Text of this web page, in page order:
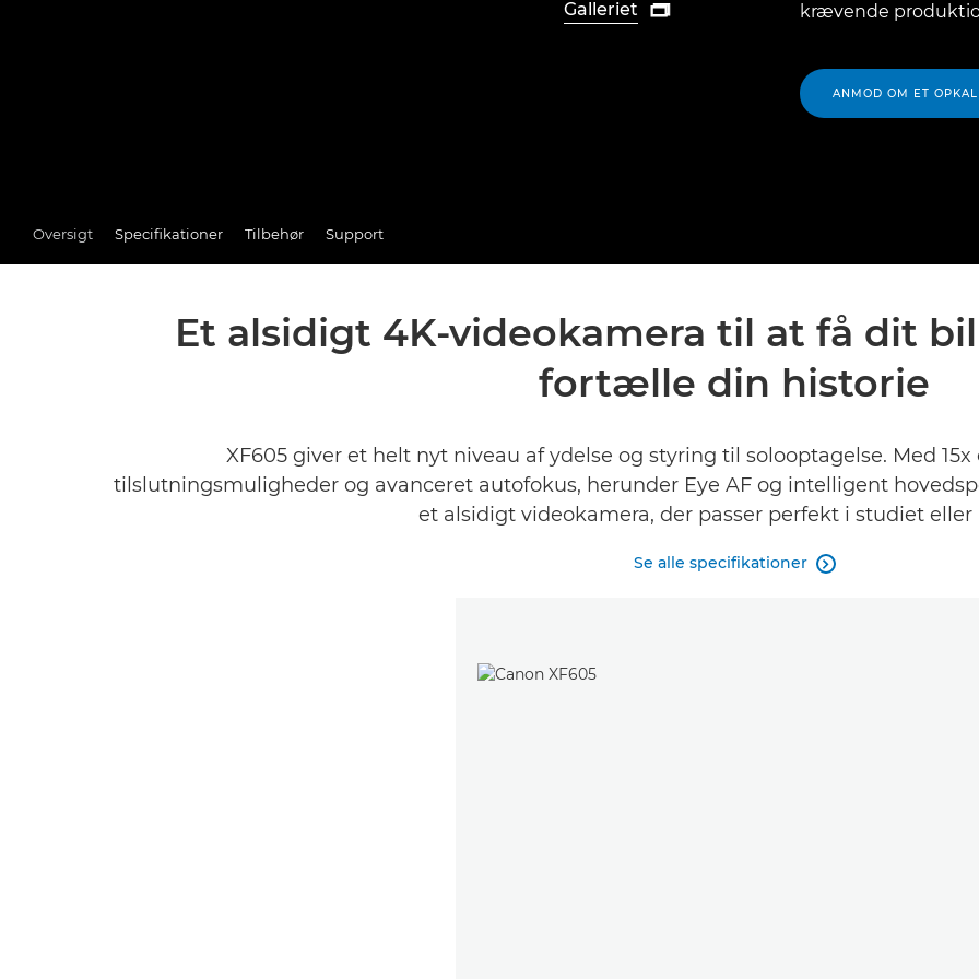
Galleriet  krævende
ANMOD OM ET
Oversigt Specifikationer Tilbehør Support
Et alsidigt 4K-videokamera til at få dit
fortælle din historie
XF605 giver et helt nyt niveau af ydelse og styring til solooptagelse. Med
tilslutningsmuligheder og avanceret autofokus, herunder Eye AF og intelligent
et alsidigt videokamera, der passer perfekt i studiet eller
Se alle specifikationer 